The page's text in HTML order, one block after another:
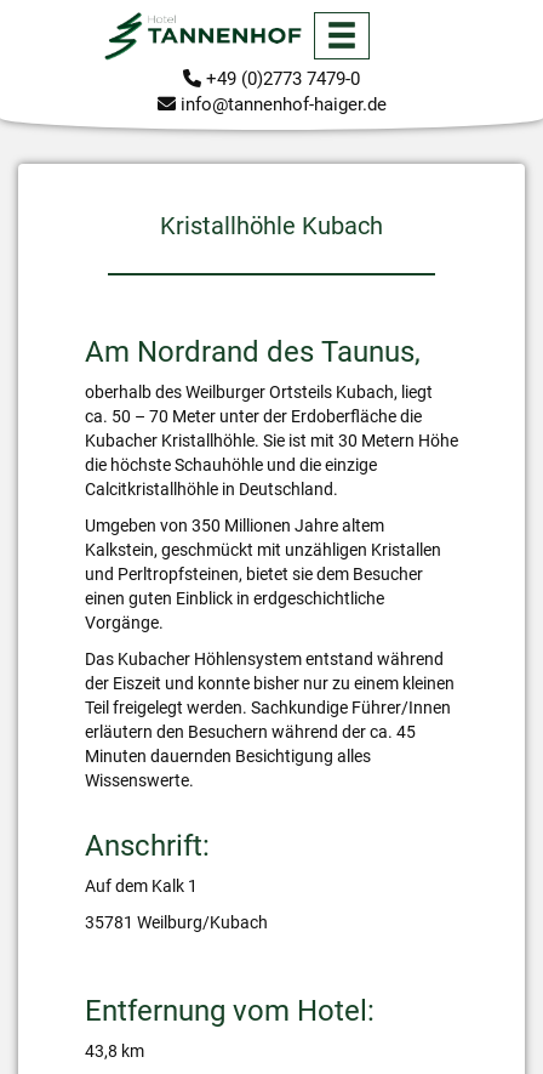
+49 (0)2773 7479-0
info@tannenhof-haiger.de
Kristallhöhle Kubach
Am Nordrand des Taunus,
oberhalb des Weilburger Ortsteils Kubach, liegt
ca. 50 – 70 Meter unter der Erdoberfläche die
Kubacher Kristallhöhle. Sie ist mit 30 Metern Höhe
die höchste Schauhöhle und die einzige
Calcitkristallhöhle in Deutschland.
Umgeben von 350 Millionen Jahre altem
Kalkstein, geschmückt mit unzähligen Kristallen
und Perltropfsteinen, bietet sie dem Besucher
einen guten Einblick in erdgeschichtliche
Vorgänge.
Das Kubacher Höhlensystem entstand während
der Eiszeit und konnte bisher nur zu einem kleinen
Teil freigelegt werden. Sachkundige Führer/Innen
erläutern den Besuchern während der ca. 45
Minuten dauernden Besichtigung alles
Wissenswerte.
Anschrift:
Auf dem Kalk 1
35781 Weilburg/Kubach
Entfernung vom Hotel:
43,8 km